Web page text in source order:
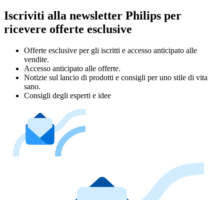
Iscriviti alla newsletter Philips per
ricevere offerte esclusive
Offerte esclusive per gli iscritti e accesso anticipato alle
vendite.
Accesso anticipato alle offerte.
Notizie sul lancio di prodotti e consigli per uno stile di vita
sano.
Consigli degli esperti e idee